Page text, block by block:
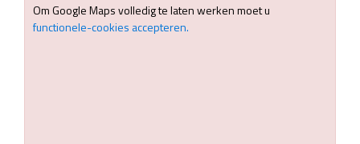
Om Google Maps volledig te laten werken moet u
functionele-cookies accepteren.